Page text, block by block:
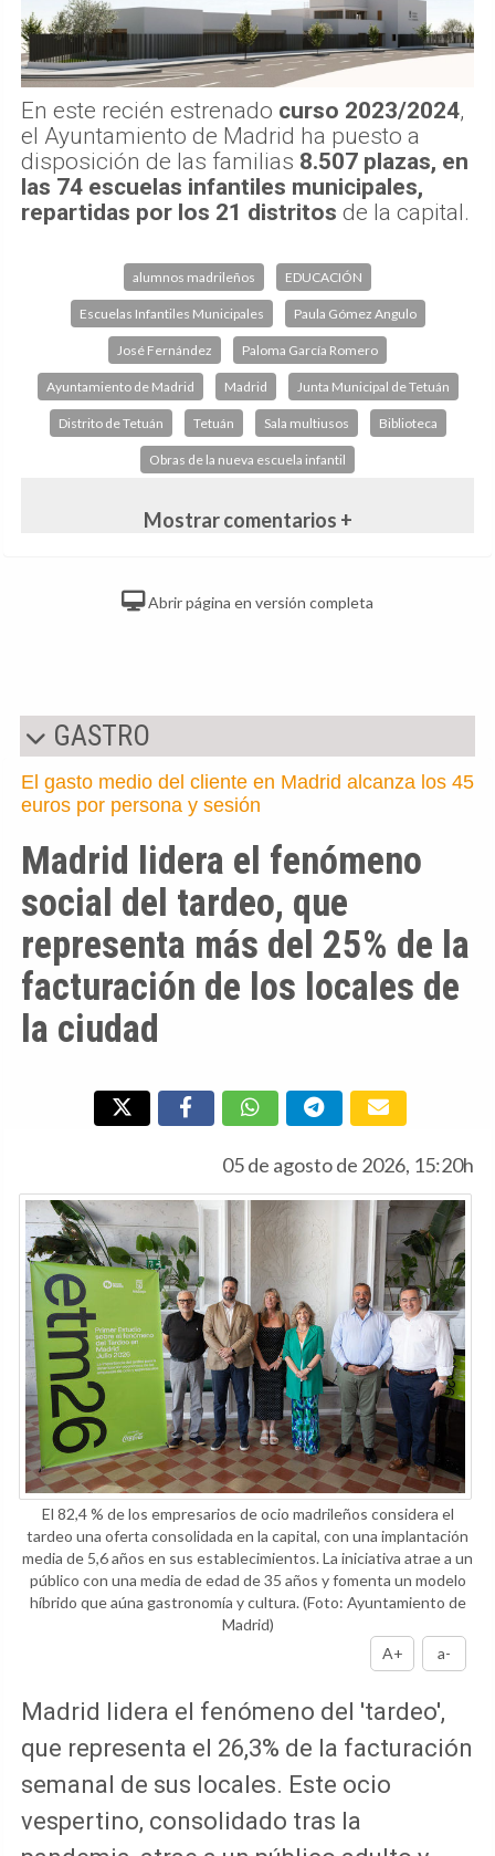
En este recién estrenado curso 2023/2024,
el Ayuntamiento de Madrid ha puesto a
disposición de las familias 8.507 plazas, en
las 74 escuelas infantiles municipales,
repartidas por los 21 distritos de la capital.
alumnos madrileños EDUCACIÓN
Escuelas Infantiles Municipales Paula Gómez Angulo
José Fernández Paloma García Romero
Ayuntamiento de Madrid Madrid Junta Municipal de Tetuán
Distrito de Tetuán Tetuán Sala multiusos Biblioteca
Obras de la nueva escuela infantil
Mostrar comentarios +
Abrir página en versión completa
GASTRO
El gasto medio del cliente en Madrid alcanza los 45
euros por persona y sesión
Madrid lidera el fenómeno
social del tardeo, que
representa más del 25% de la
facturación de los locales de
la ciudad
05 de agosto de 2026, 15:20h
El 82,4 % de los empresarios de ocio madrileños considera el
tardeo una oferta consolidada en la capital, con una implantación
media de 5,6 años en sus establecimientos. La iniciativa atrae a un
público con una media de edad de 35 años y fomenta un modelo
híbrido que aúna gastronomía y cultura.(Foto: Ayuntamiento de
Madrid)
A+
a-
Madrid lidera el fenómeno del 'tardeo',
que representa el 26,3% de la facturación
semanal de sus locales. Este ocio
vespertino, consolidado tras la